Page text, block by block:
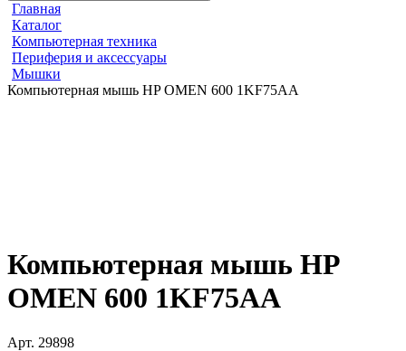
Главная
Каталог
Компьютерная техника
Периферия и аксессуары
Мышки
Компьютерная мышь HP OMEN 600 1KF75AA
Компьютерная мышь HP
OMEN 600 1KF75AA
Арт. 29898